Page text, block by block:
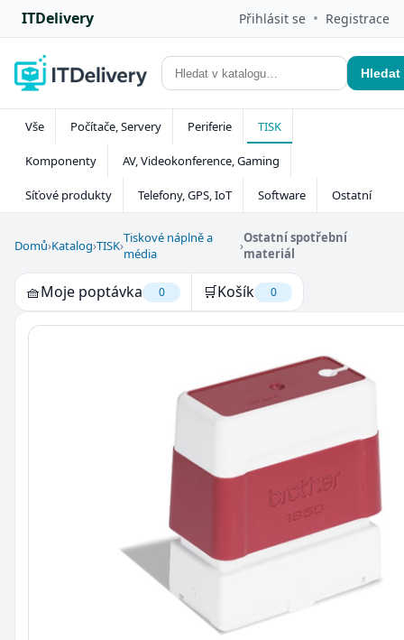
ITDelivery Přihlásit se • Registrace
Hledat
Vše Počítače, Servery Periferie TISK
Komponenty AV, Videokonference, Gaming
Síťové produkty Telefony, GPS, IoT Software Ostatní
Domů›Katalog›TISK›Tiskové náplně a
média
›Ostatní spotřební
materiál
🧺Moje poptávka 0 🛒Košík 0